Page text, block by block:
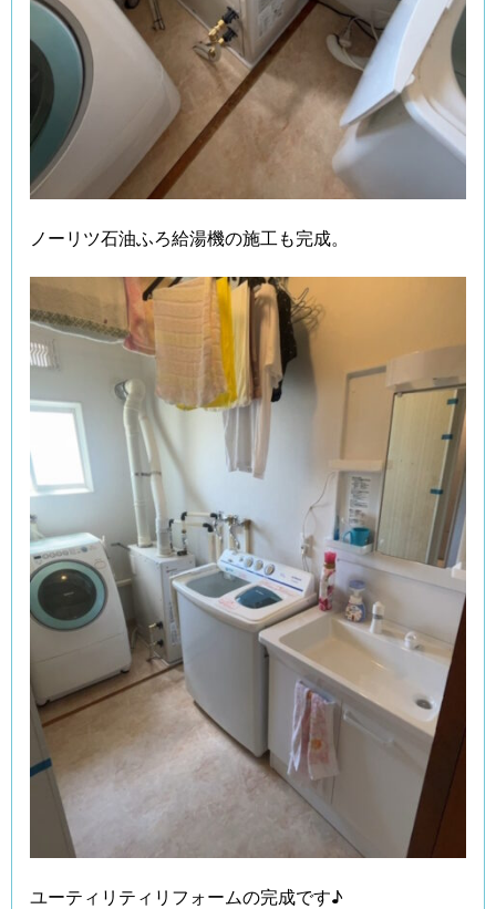
ノーリツ石油ふろ給湯機の施工も完成。
ユーティリティリフォームの完成です♪